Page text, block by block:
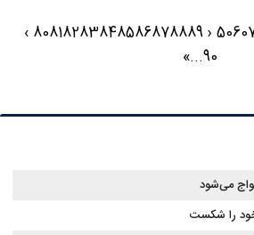
5060
‹
80818283848586878889
›
90
...
»
می‌شود
را شکست